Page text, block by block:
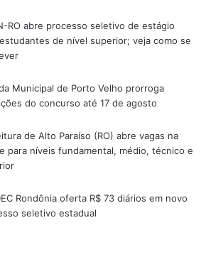
RO abre processo seletivo de estágio
de nível superior; veja como se
Municipal de Porto Velho prorroga
do concurso até 17 de agosto
de Alto Paraíso (RO) abre vagas na
para níveis fundamental, médio, técnico e
Rondônia oferta R$ 73 diários em novo
seletivo estadual